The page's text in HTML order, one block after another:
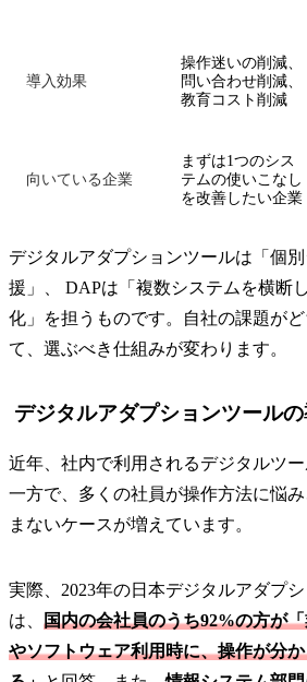
導入効果
操作迷いの削減、
問い合わせ削減、
教育コスト削減
向いている企業
まずは1つのシス
テムの使いこなし
を改善したい企業
デジタルアダプションツールは「個
援」、 DAPは「複数システムを横断
化」を担うものです。自社の課題が
て、選ぶべき仕組みが変わります。
デジタルアダプションツール
近年、社内で利用されるデジタルツ
一方で、多くの社員が操作方法に悩
まないケースが増えています。
実際、2023年の日本デジタルアダプ
は、 国内の会社員のうち92%の方が
やソフトウェア利用時に、操作が分